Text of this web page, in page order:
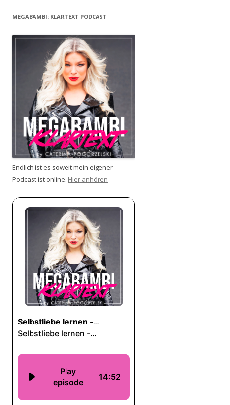
MEGABAMBI: KLARTEXT PODCAST
Endlich ist es soweit mein eigener
Podcast ist online. Hier anhören